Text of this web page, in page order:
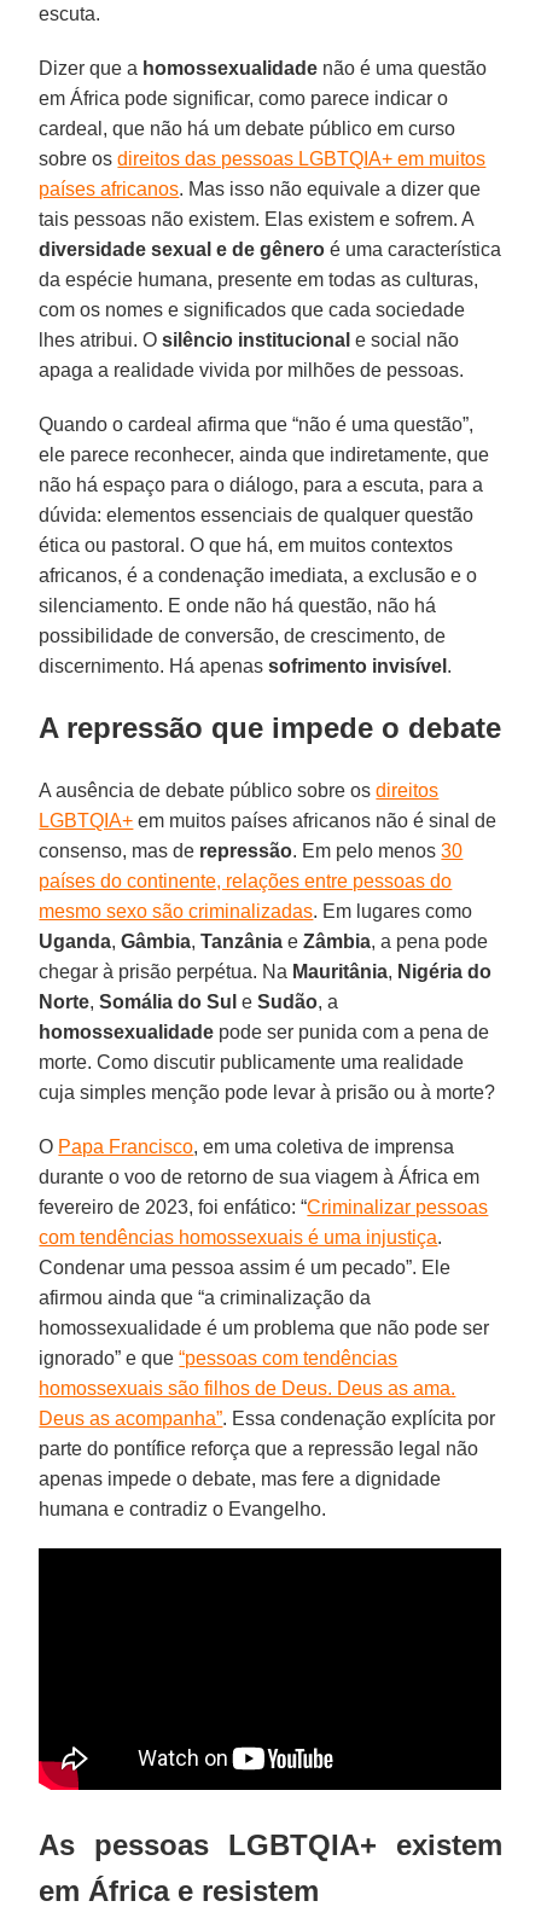
escuta.
Dizer que a homossexualidade não é uma questão
em África pode significar, como parece indicar o
cardeal, que não há um debate público em curso
sobre osdireitos das pessoas LGBTQIA+ em muitos
países africanos. Mas isso não equivale a dizer que
tais pessoas não existem. Elas existem e sofrem. A
diversidade sexual e de gênero é uma característica
da espécie humana, presente em todas as culturas,
com os nomes e significados que cada sociedade
lhes atribui. Osilêncio institucional e social não
apaga a realidade vivida por milhões de pessoas.
Quando o cardeal afirma que “não é uma questão”,
ele parece reconhecer, ainda que indiretamente, que
não há espaço para o diálogo, para a escuta, para a
dúvida: elementos essenciais de qualquer questão
ética ou pastoral. O que há, em muitos contextos
africanos, é a condenação imediata, a exclusão e o
silenciamento. E onde não há questão, não há
possibilidade de conversão, de crescimento, de
discernimento. Há apenassofrimento invisível .
A repressão que impede o debate
A ausência de debate público sobre osdireitos
LGBTQIA+ em muitos países africanos não é sinal de
consenso, mas de repressão. Em pelo menos30
países do continente, relações entre pessoas do
mesmo sexo são criminalizadas. Em lugares como
Uganda,Gâmbia,Tanzânia eZâmbia, a pena pode
chegar à prisão perpétua. Na Mauritânia, Nigéria do
Norte,Somália do Sul eSudão, a
homossexualidade pode ser punida com a pena de
morte. Como discutir publicamente uma realidade
cuja simples menção pode levar à prisão ou à morte?
O Papa Francisco, em uma coletiva de imprensa
durante o voo de retorno de sua viagem à África em
fevereiro de 2023, foi enfático: “Criminalizar pessoas
com tendências homossexuais é uma injustiça.
Condenar uma pessoa assim é um pecado”. Ele
afirmou ainda que “a criminalização da
homossexualidade é um problema que não pode ser
ignorado” e que“pessoas com tendências
homossexuais são filhos de Deus. Deus as ama.
Deus as acompanha”. Essa condenação explícita por
parte do pontífice reforça que a repressão legal não
apenas impede o debate, mas fere a dignidade
humana e contradiz o Evangelho.
As pessoas LGBTQIA+ existem
em África e resistem